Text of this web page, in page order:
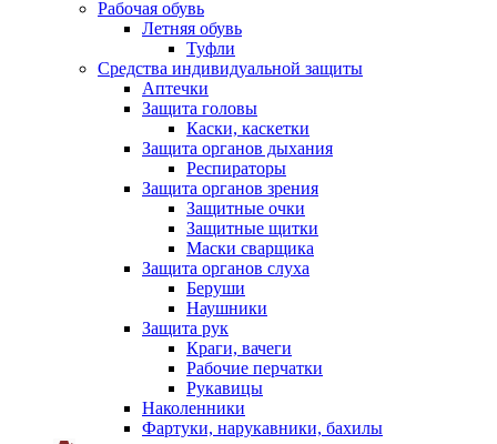
Рабочая обувь
Летняя обувь
Туфли
Средства индивидуальной защиты
Аптечки
Защита головы
Каски, каскетки
Защита органов дыхания
Респираторы
Защита органов зрения
Защитные очки
Защитные щитки
Маски сварщика
Защита органов слуха
Беруши
Наушники
Защита рук
Краги, вачеги
Рабочие перчатки
Рукавицы
Наколенники
Фартуки, нарукавники, бахилы